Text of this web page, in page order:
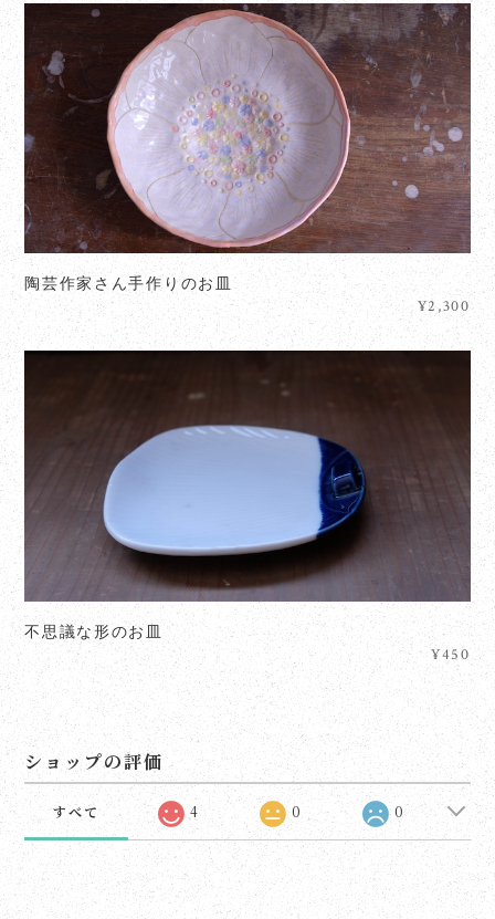
陶芸作家さん手作りのお皿
¥2,300
不思議な形のお皿
¥450
ショップの評価
すべて 4 0 0